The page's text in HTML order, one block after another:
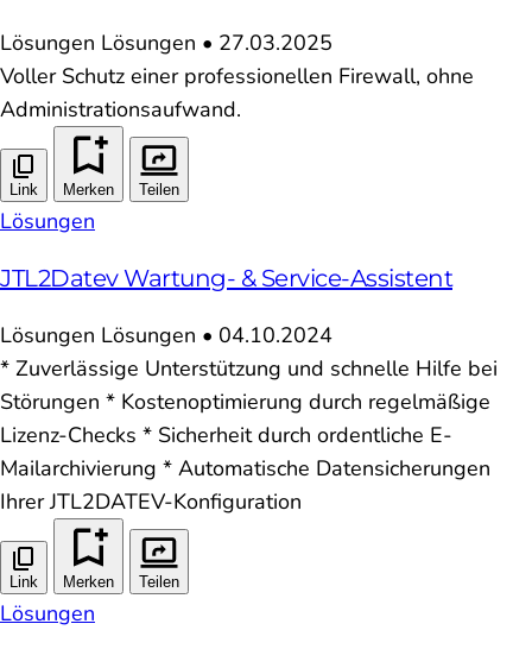
Lösungen Lösungen • 27.03.2025
Voller Schutz einer professionellen Firewall, ohne
Administrationsaufwand.
Link Merken Teilen
Lösungen
JTL2Datev Wartung- & Service-Assistent
Lösungen Lösungen • 04.10.2024
* Zuverlässige Unterstützung und schnelle Hilfe bei
Störungen * Kostenoptimierung durch regelmäßige
Lizenz-Checks * Sicherheit durch ordentliche E-
Mailarchivierung * Automatische Datensicherungen
Ihrer JTL2DATEV-Konfiguration
Link Merken Teilen
Lösungen